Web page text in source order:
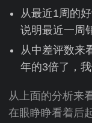
从最近1周的
说明最近一周
从中差评数来
年的3倍了，
从上面的分析来
在眼睁睁看着后